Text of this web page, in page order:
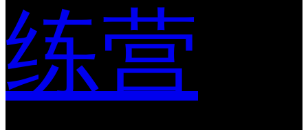
练营